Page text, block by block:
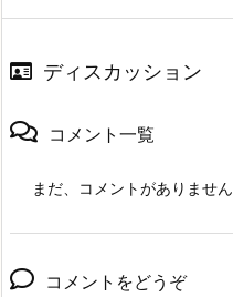
ディスカッション
コメント一覧
まだ、コメントがありません
コメントをどうぞ